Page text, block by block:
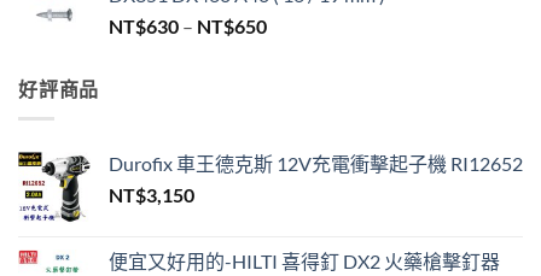
NT$330
NT$630 – NT$650價
到
NT$650
好評商品
Durofix 車王德克斯 12V充電衝擊起子機 RI12652
NT$3,150
便宜又好用的-HILTI 喜得釘 DX2 火藥槍擊釘器